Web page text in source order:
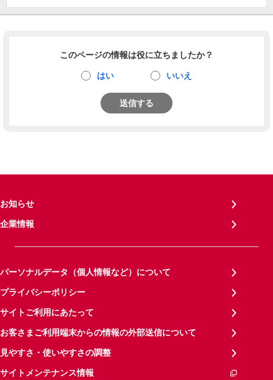
このページの情報は役に立ちましたか？
はい いいえ
送信する
お知らせ
企業情報
パーソナルデータ（個人情報など）について
プライバシーポリシー
サイトご利用にあたって
お客さまご利用端末からの情報の外部送信について
見やすさ・使いやすさの調整
サイトメンテナンス情報